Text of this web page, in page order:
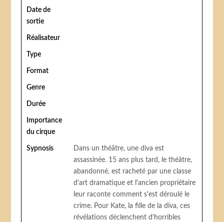
Date de
sortie
Réalisateur
Type
Format
Genre
Durée
Importance
du cirque
Sypnosis
Dans un théâtre, une diva est
assassinée. 15 ans plus tard, le théâtre,
abandonné, est racheté par une classe
d'art dramatique et l'ancien propriétaire
leur raconte comment s'est déroulé le
crime. Pour Kate, la fille de la diva, ces
révélations déclenchent d'horribles